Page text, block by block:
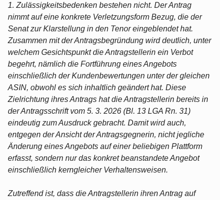
1. Zulässigkeitsbedenken bestehen nicht. Der Antrag
nimmt auf eine konkrete Verletzungsform Bezug, die der
Senat zur Klarstellung in den Tenor eingeblendet hat.
Zusammen mit der Antragsbegründung wird deutlich, unter
welchem Gesichtspunkt die Antragstellerin ein Verbot
begehrt, nämlich die Fortführung eines Angebots
einschließlich der Kundenbewertungen unter der gleichen
ASIN, obwohl es sich inhaltlich geändert hat. Diese
Zielrichtung ihres Antrags hat die Antragstellerin bereits in
der Antragsschrift vom 5. 3. 2026 (Bl. 13 LGA Rn. 31)
eindeutig zum Ausdruck gebracht. Damit wird auch,
entgegen der Ansicht der Antragsgegnerin, nicht jegliche
Änderung eines Angebots auf einer beliebigen Plattform
erfasst, sondern nur das konkret beanstandete Angebot
einschließlich kerngleicher Verhaltensweisen.
Zutreffend ist, dass die Antragstellerin ihren Antrag auf